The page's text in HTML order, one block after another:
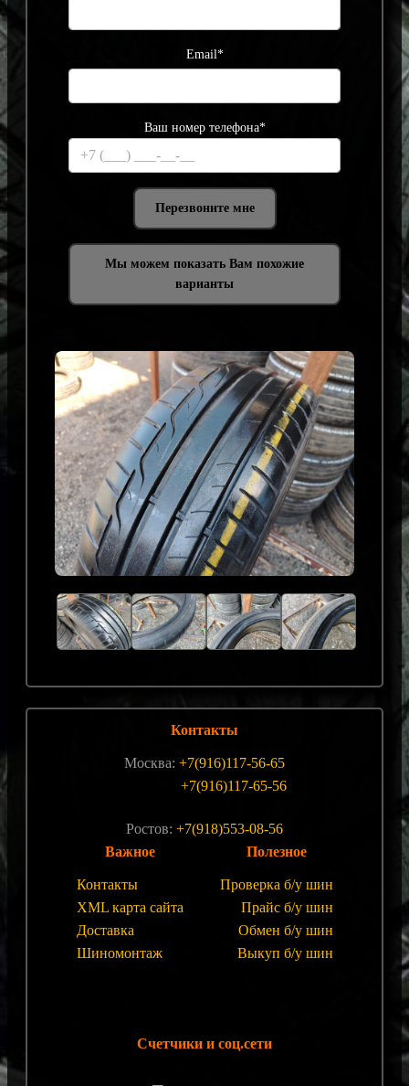
Email*
Ваш номер телефона*
Мы можем показать Вам похожие
варианты
Контакты
Москва: +7(916)117-56-65
+7(916)117-65-56
Ростов: +7(918)553-08-56
Важное
Контакты
XML карта сайта
Доставка
Шиномонтаж
Полезное
Проверка б/у шин
Прайс б/у шин
Обмен б/у шин
Выкуп б/у шин
Счетчики и соц.сети